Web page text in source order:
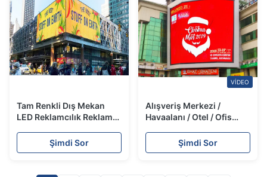
Tam Renkli Dış Mekan
LED Reklamcılık Reklam
Tarama SMD 3535
Şimdi Sor
VIDEO
Alışveriş Merkezi /
Havaalanı / Otel / Ofis
Mekan LED Billboard
Büyük Ekranlar
Şimdi Sor